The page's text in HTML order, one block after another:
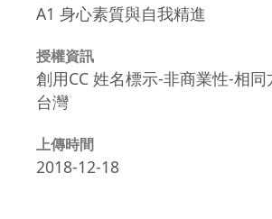
A1 身心素質與自我精進
授權資訊
創用CC 姓名標示-非商業性-相
台灣
上傳時間
2018-12-18